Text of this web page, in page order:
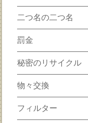
二つ名の二つ名
罰金
秘密のリサイクル
物々交換
フィルター